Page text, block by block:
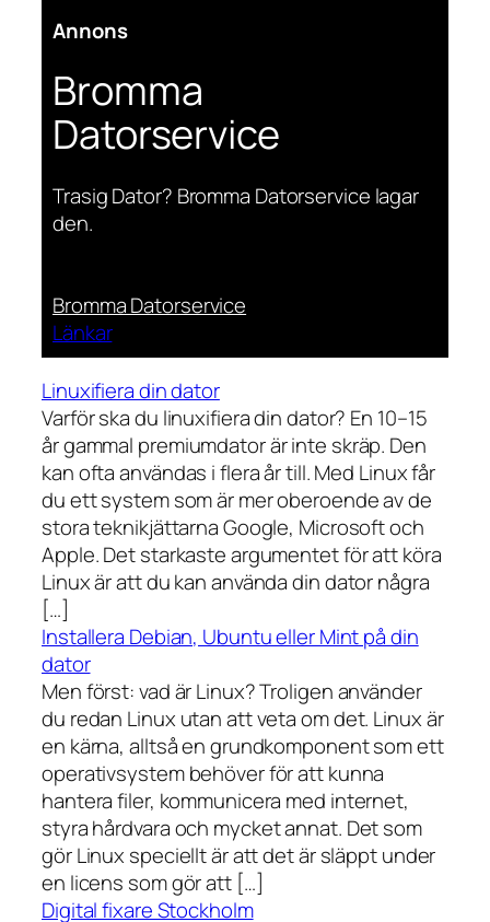
Annons
Bromma
Datorservice
Trasig Dator? Bromma Datorservice lagar
den.
Bromma Datorservice
Länkar
Linuxifiera din dator
Varför ska du linuxifiera din dator? En 10–15
år gammal premiumdator är inte skräp. Den
kan ofta användas i flera år till. Med Linux får
du ett system som är mer oberoende av de
stora teknikjättarna Google, Microsoft och
Apple. Det starkaste argumentet för att köra
Linux är att du kan använda din dator några
[…]
Installera Debian, Ubuntu eller Mint på din
dator
Men först: vad är Linux? Troligen använder
du redan Linux utan att veta om det. Linux är
en kärna, alltså en grundkomponent som ett
operativsystem behöver för att kunna
hantera filer, kommunicera med internet,
styra hårdvara och mycket annat. Det som
gör Linux speciellt är att det är släppt under
en licens som gör att […]
Digital fixare Stockholm